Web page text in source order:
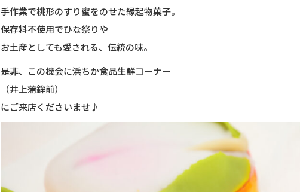
手作業で桃形のすり蜜をのせた縁起物菓子。
保存料不使用でひな祭りや
お土産としても愛される、伝統の味。
是非、この機会に浜ちか食品生鮮コーナー
（井上蒲鉾前）
にご来店くださいませ♪